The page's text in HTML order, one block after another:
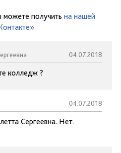
получить на нашей
04.07.2018
колледж ?
04.07.2018
Сергеевна. Нет.